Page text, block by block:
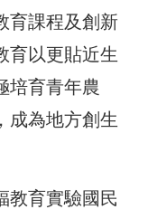
育課程及創新
育以更貼近生
培育青年農
成為地方創生
教育實驗國民